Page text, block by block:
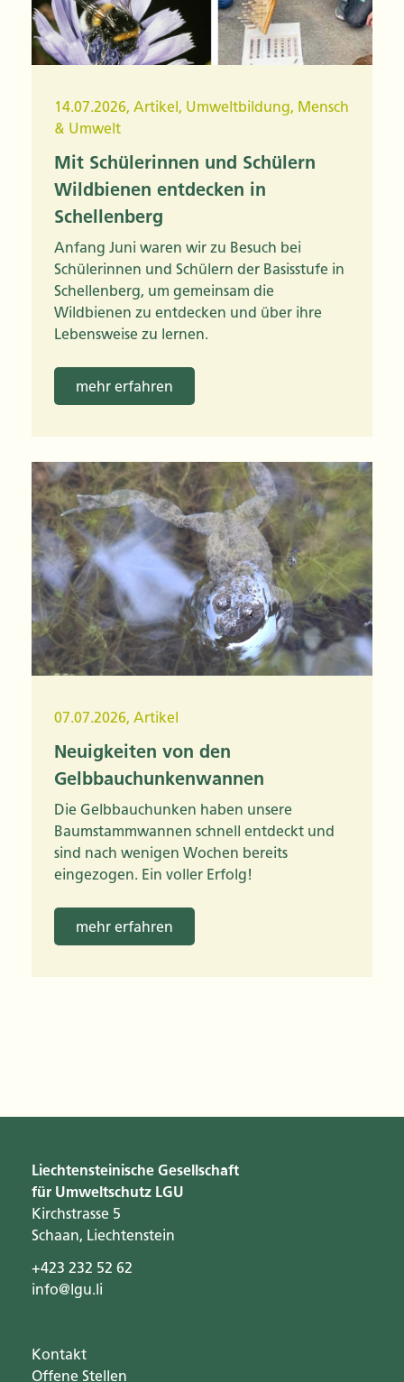
14.07.2026, Artikel , Umweltbildung, Mensch
& Umwelt
Mit Schülerinnen und Schülern
Wildbienen entdecken in
Schellenberg
Anfang Juni waren wir zu Besuch bei
Schülerinnen und Schülern der Basisstufe in
Schellenberg, um gemeinsam die
Wildbienen zu entdecken und über ihre
Lebensweise zu lernen.
mehr erfahren
07.07.2026, Artikel
Neuigkeiten von den
Gelbbauchunkenwannen
Die Gelbbauchunken haben unsere
Baumstammwannen schnell entdeckt und
sind nach wenigen Wochen bereits
eingezogen. Ein voller Erfolg!
mehr erfahren
Liechtensteinische Gesellschaft
für Umweltschutz LGU
Kirchstrasse 5
Schaan, Liechtenstein
+423 232 52 62
info@lgu.li
Kontakt
Offene Stellen